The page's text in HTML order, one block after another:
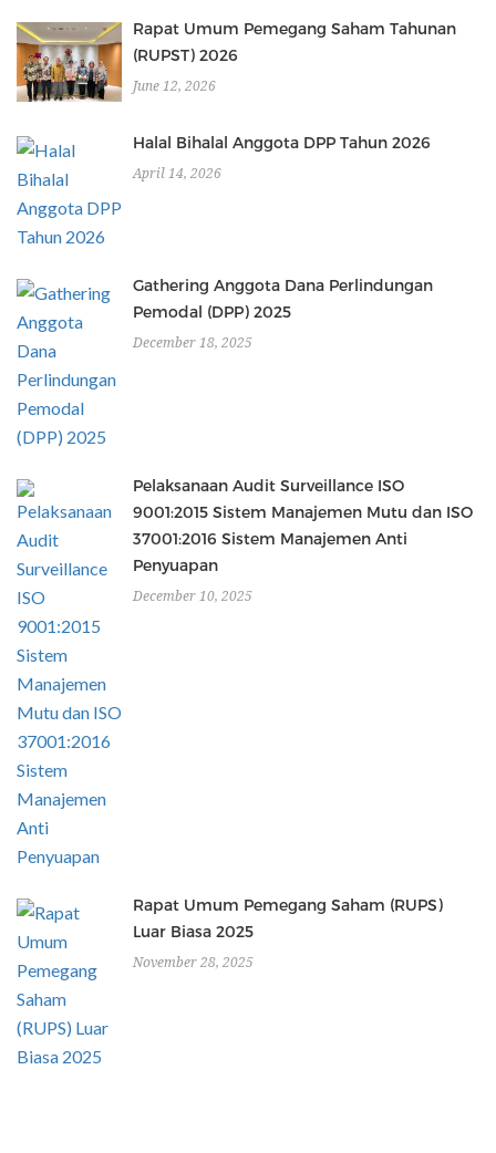
Rapat Umum Pemegang Saham Tahunan
(RUPST) 2026
June 12, 2026
Halal Bihalal Anggota DPP Tahun 2026
April 14, 2026
Gathering Anggota Dana Perlindungan
Pemodal (DPP) 2025
December 18, 2025
Pelaksanaan Audit Surveillance ISO
9001:2015 Sistem Manajemen Mutu dan ISO
37001:2016 Sistem Manajemen Anti
Penyuapan
December 10, 2025
Rapat Umum Pemegang Saham (RUPS)
Luar Biasa 2025
November 28, 2025